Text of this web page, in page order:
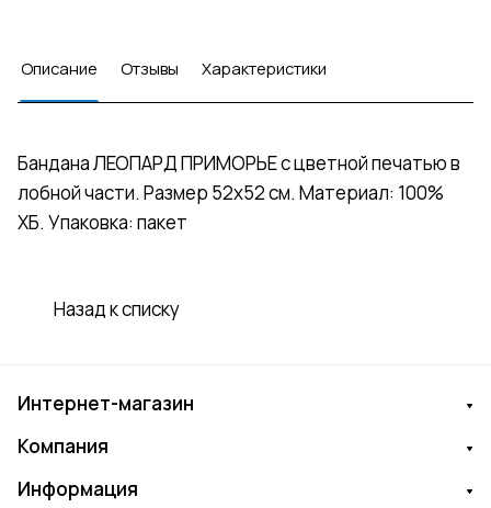
Описание Отзывы Характеристики
Бандана ЛЕОПАРД ПРИМОРЬЕ с цветной печатью в
лобной части. Размер 52х52 см. Материал: 100%
ХБ. Упаковка: пакет
Назад к списку
Интернет-магазин
Компания
Информация